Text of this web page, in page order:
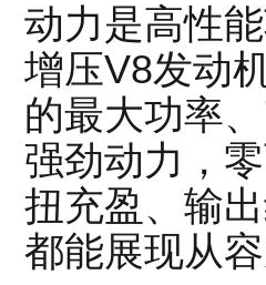
动力是高性
增压V8发动
的最大功率
强劲动力，
扭充盈、输
都能展现从容